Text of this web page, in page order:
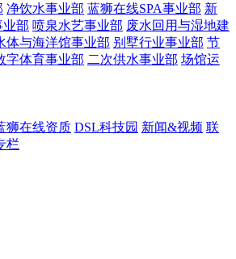
净饮水事业部 蓝狮在线SPA事业部 新
业部 喷泉水艺事业部 废水回用与湿地建
体与海洋馆事业部 别墅行业事业部 节
字体育事业部 二次供水事业部 场馆运
狮在线资质 DSL科技园 新闻&视频 联
栏